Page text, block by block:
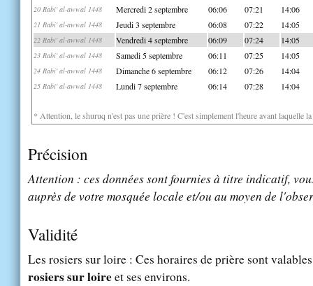
20 Rabi' al-awwal 1448 Mercredi 2 septembre 06:06 07:21 14:06
21 Rabi' al-awwal 1448 Jeudi 3 septembre 06:08 07:22 14:05
22 Rabi' al-awwal 1448 Vendredi 4 septembre 06:09 07:24 14:05
23 Rabi' al-awwal 1448 Samedi 5 septembre 06:11 07:25 14:05
24 Rabi' al-awwal 1448 Dimanche 6 septembre 06:12 07:26 14:04
25 Rabi' al-awwal 1448 Lundi 7 septembre 06:14 07:28 14:04
* Attention, le shuruq n'est pas une prière ! C'est simplement l'heure avant laquelle
Précision
Attention : ces données sont fournies à titre indicatif,
auprès de votre mosquée locale et/ou au moyen de
Validité
Les rosiers sur loire : Ces horaires de prière sont
rosiers sur loireet ses environs.